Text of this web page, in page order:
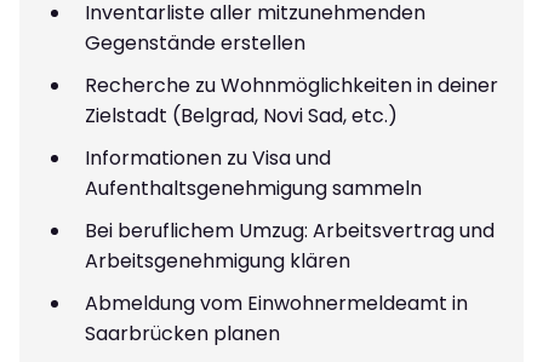
Inventarliste aller mitzunehmenden
Gegenstände erstellen
Recherche zu Wohnmöglichkeiten in deiner
Zielstadt (Belgrad, Novi Sad, etc.)
Informationen zu Visa und
Aufenthaltsgenehmigung sammeln
Bei beruflichem Umzug: Arbeitsvertrag und
Arbeitsgenehmigung klären
Abmeldung vom Einwohnermeldeamt in
Saarbrücken planen